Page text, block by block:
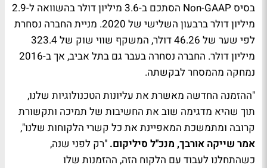
בסיס Non-GAAP הסתכם ב-3.6 מיליון דולר בהשוואה ל-2.9
מיליון דולר ברבעון השלישי של 2020. מניית החברה נסחרת
לפי שער של 46.26 דולר, המשקף שווי שוק של 323.4
מיליון דולר. החברה נסחרה בעבר גם בתל אביב, אך ב-2016
נמחקה מהמסחר לבקשתה.
"ההזמנה החדשה מאשרת את עליונות הטכנולוגיות שלנו,
תוך שהיא מדגימה שוב את החשיבות של תמיכה ותקשורת
קרובה ומתמשכת המאפיינת את כל קשרי הלקוחות שלנו",
אמר שייקה אורבך, מנכ"ל סיליקום. "רק לפני שנה,
כשהתחלנו לעבוד עם הלקוח הזה, ההזמנות שלו